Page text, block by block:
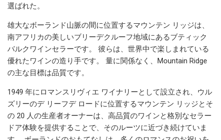
選ばれた。
雄大なボーランド山脈の間に位置するマウンテン リッジは、
南アフリカの美しいブリーデクルーフ地域にあるブティック
バルクワインセラーです。 彼らは、世界中で楽しまれている
優れたワインの造り手です。 量に関係なく、Mountain Ridge
の主な目標は品質です。
1949 年にロマンスリヴィエ ワイナリーとして設立され、ウル
ズリーのデ リーフデ ロードに位置するマウンテン リッジとそ
の 20 人の生産者オーナーは、高品質のワインと格別なセラー
ドア体験を提供することで、そのルーツに近づき続けていま